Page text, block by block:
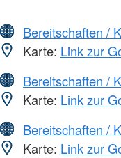
Bereitschaften /
Karte: Link zur
Bereitschaften /
Karte: Link zur
Bereitschaften /
Karte: Link zur